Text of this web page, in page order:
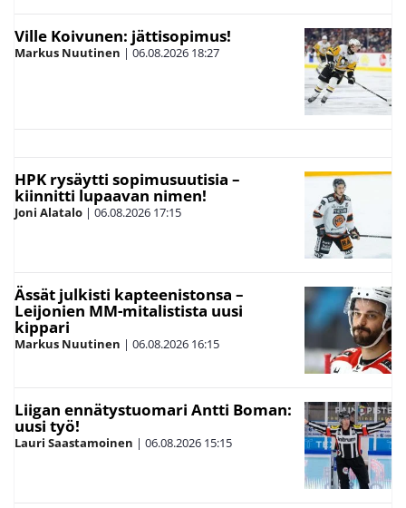
Ville Koivunen: jättisopimus!
Markus Nuutinen | 06.08.2026 18:27
HPK rysäytti sopimusuutisia –
kiinnitti lupaavan nimen!
Joni Alatalo | 06.08.2026 17:15
Ässät julkisti kapteenistonsa –
Leijonien MM-mitalistista uusi
kippari
Markus Nuutinen | 06.08.2026 16:15
Liigan ennätystuomari Antti Boman:
uusi työ!
Lauri Saastamoinen | 06.08.2026 15:15